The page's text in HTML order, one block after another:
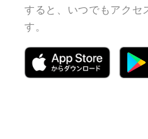
すると、いつでもアク
す。